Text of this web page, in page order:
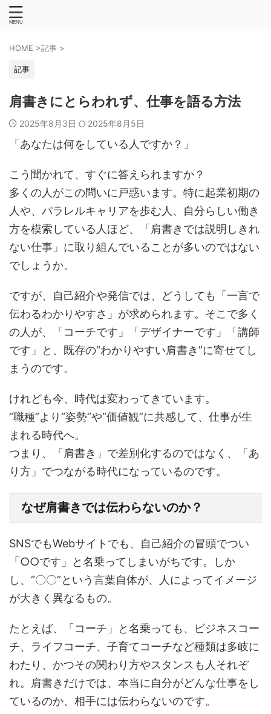
HOME >記事 >
記事
肩書きにとらわれず、仕事を語る方法
2025年8月3日 2025年8月5日
「あなたは何をしている人ですか？」
こう聞かれて、すぐに答えられますか？
多くの人がこの問いに戸惑います。特に起業初期の
人や、パラレルキャリアを歩む人、自分らしい働き
方を模索している人ほど、「肩書きでは説明しきれ
ない仕事」に取り組んでいることが多いのではない
でしょうか。
ですが、自己紹介や発信では、どうしても「一言で
伝わるわかりやすさ」が求められます。そこで多く
の人が、「コーチです」「デザイナーです」「講師
です」と、既存の“わかりやすい肩書き”に寄せてし
まうのです。
けれども今、時代は変わってきています。
“職種”より“姿勢”や“価値観”に共感して、仕事が生
まれる時代へ。
つまり、「肩書き」で差別化するのではなく、「あ
り方」でつながる時代になっているのです。
なぜ肩書きでは伝わらないのか？
SNSでもWebサイトでも、自己紹介の冒頭でつい
「○○です」と名乗ってしまいがちです。しか
し、“〇〇”という言葉自体が、人によってイメージ
が大きく異なるもの。
たとえば、「コーチ」と名乗っても、ビジネスコー
チ、ライフコーチ、子育てコーチなど種類は多岐に
わたり、かつその関わり方やスタンスも人それぞ
れ。肩書きだけでは、本当に自分がどんな仕事をし
ているのか、相手には伝わらないのです。